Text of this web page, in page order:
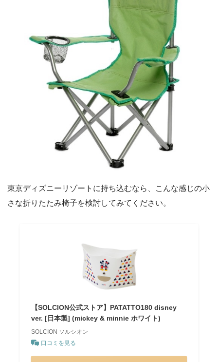
東京ディズニーリゾートに持ち込むなら、こんな感じの小
さな折りたたみ椅子を検討してみてください。
【SOLCION公式ストア】PATATTO180 disney
ver. [日本製] (mickey & minnie ホワイト)
SOLCION ソルシオン
口コミを見る